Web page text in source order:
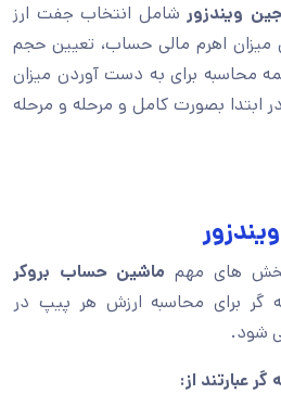
ویندزورشامل انتخاب جفت ارز
اهرم مالی حساب، تعیین حجم
محاسبه برای به دست آوردن میزان
ابتدا بصورت کامل و مرحله و مرحله
های مهم ماشین حساب بروکر
گر برای محاسبه ارزش هر پیپ در
شود.
عبارتند از: